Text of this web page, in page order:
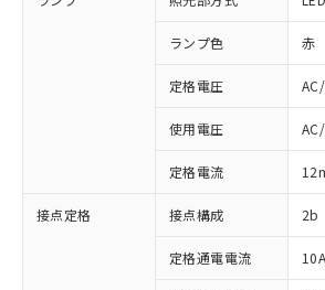
ランプ色 赤
定格電圧
使用電圧
定格電流
接点定格 接点構成 2b
定格通電電流 10A
ご利用条件
※1 対応状況
対応済み：EU RoHS指令（
非含有に対応した製品が提供可
す。
対応予定：EU RoHS指令（10
有に対応した製品に切り替える